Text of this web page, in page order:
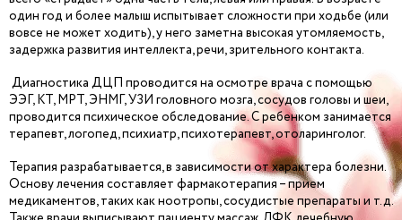
один год и более малыш испытывает сложности при ходьбе (или
вовсе не может ходить), у него заметна высокая утомляемость,
задержка развития интеллекта, речи, зрительного контакта.
Диагностика ДЦП проводится на осмотре врача с помощью
ЭЭГ, КТ, МРТ, ЭНМГ, УЗИ головного мозга, сосудов головы и шеи,
проводится психическое обследование. С ребенком занимается
терапевт, логопед, психиатр, психотерапевт, отоларинголог.
Терапия разрабатывается, в зависимости от характера болезни.
Основу лечения составляет фармакотерапия – прием
медикаментов, таких как ноотропы, сосудистые препараты и т.д.